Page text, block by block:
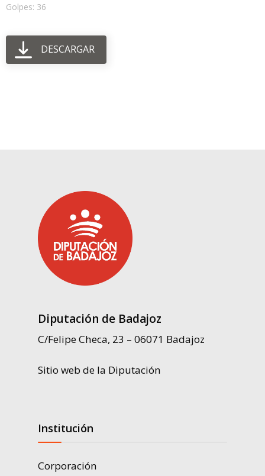
Golpes: 36
DESCARGAR
Diputación de Badajoz
C/Felipe Checa, 23 – 06071 Badajoz
Sitio web de la Diputación
Institución
Corporación